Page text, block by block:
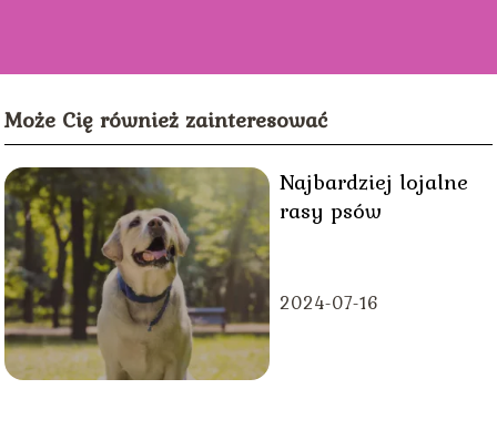
Może Cię również zainteresować
Najbardziej lojalne
rasy psów
2024-07-16